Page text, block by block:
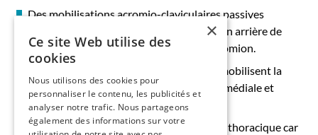
Des mobilisations acromio-claviculaires passives
spécifiques, par glissements en avant et en arrière de
l’extrémité distale de la clavicule sur l’acromion.
Des mobilisations scapulo-thoraciques mobilisent la
scapula en bascule postérieure, rotation médiale et
sonnette latérale
.
Des mobilisations en extension du rachis thoracique car
×
Ce site Web utilise des
cookies
Nous utilisons des cookies pour
personnaliser le contenu, les publicités et
analyser notre trafic. Nous partageons
également des informations sur votre